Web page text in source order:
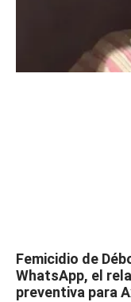
Femicidio de
WhatsApp, el
preventiva para